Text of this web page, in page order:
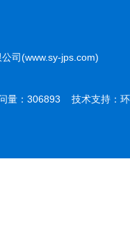
司(www.sy-jps.com)
量：306893 技术支持： 环